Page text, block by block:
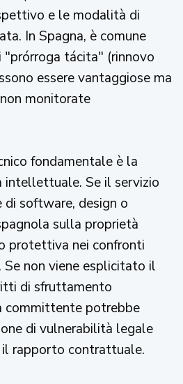
e le modalità di
In Spagna, è comune
"prórroga tácita" (rinnovo
essere vantaggiose ma
monitorate
fondamentale è la
intellettuale. Se il servizio
di software, design o
sulla proprietà
protettiva nei confronti
non viene esplicitato il
di sfruttamento
committente potrebbe
di vulnerabilità legale
rapporto contrattuale.